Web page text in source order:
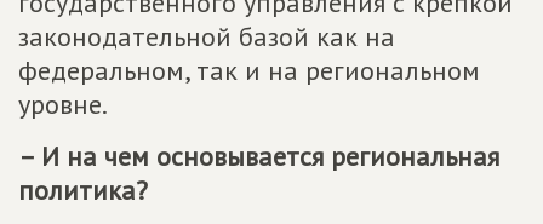
законодательной базой как на
федеральном, так и на региональном
уровне.
– И на чем основывается региональная
политика?